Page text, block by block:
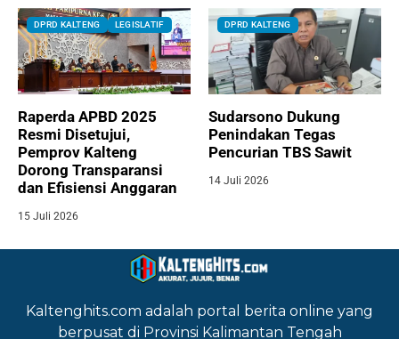
DPRD KALTENG LEGISLATIF
Raperda APBD 2025
Resmi Disetujui,
Pemprov Kalteng
Dorong Transparansi
dan Efisiensi Anggaran
15 Juli 2026
DPRD KALTENG
Sudarsono Dukung
Penindakan Tegas
Pencurian TBS Sawit
14 Juli 2026
Kaltenghits.com adalah portal berita online yang
berpusat di Provinsi Kalimantan Tengah